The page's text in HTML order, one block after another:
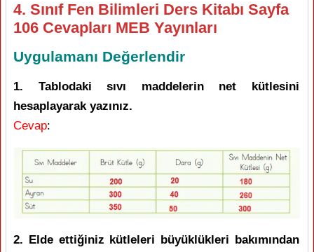
4. Sınıf Fen Bilimleri Ders Kitabı Sayfa
106 Cevapları MEB Yayınları
Uygulamanı Değerlendir
1. Tablodaki sıvı maddelerin net kütlesini
hesaplayarak yazınız.
Cevap:
2. Elde ettiğiniz kütleleri büyüklükleri bakımından